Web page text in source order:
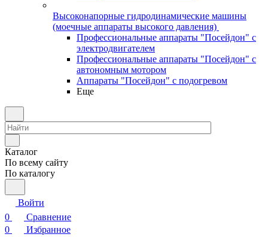
Высоконапорные гидродинамические машины
(моечные аппараты высокого давления)
Профессиональные аппараты "Посейдон" с
электродвигателем
Профессиональные аппараты "Посейдон" с
автономным мотором
Аппараты "Посейдон" с подогревом
Еще
Каталог
По всему сайту
По каталогу
Войти
0
Сравнение
0
Избранное